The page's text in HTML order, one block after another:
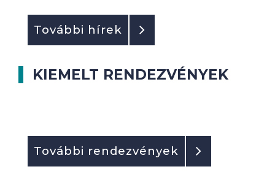
További hírek
KIEMELT RENDEZVÉNYEK
További rendezvények